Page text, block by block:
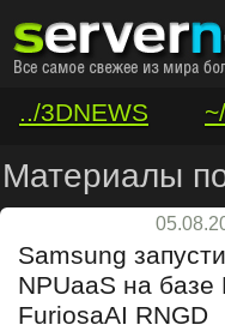
../3DNEWS ~/
/VAR/CONTACT
Материалы
Samsung
NPUaaS на базе
FuriosaAI RNGD